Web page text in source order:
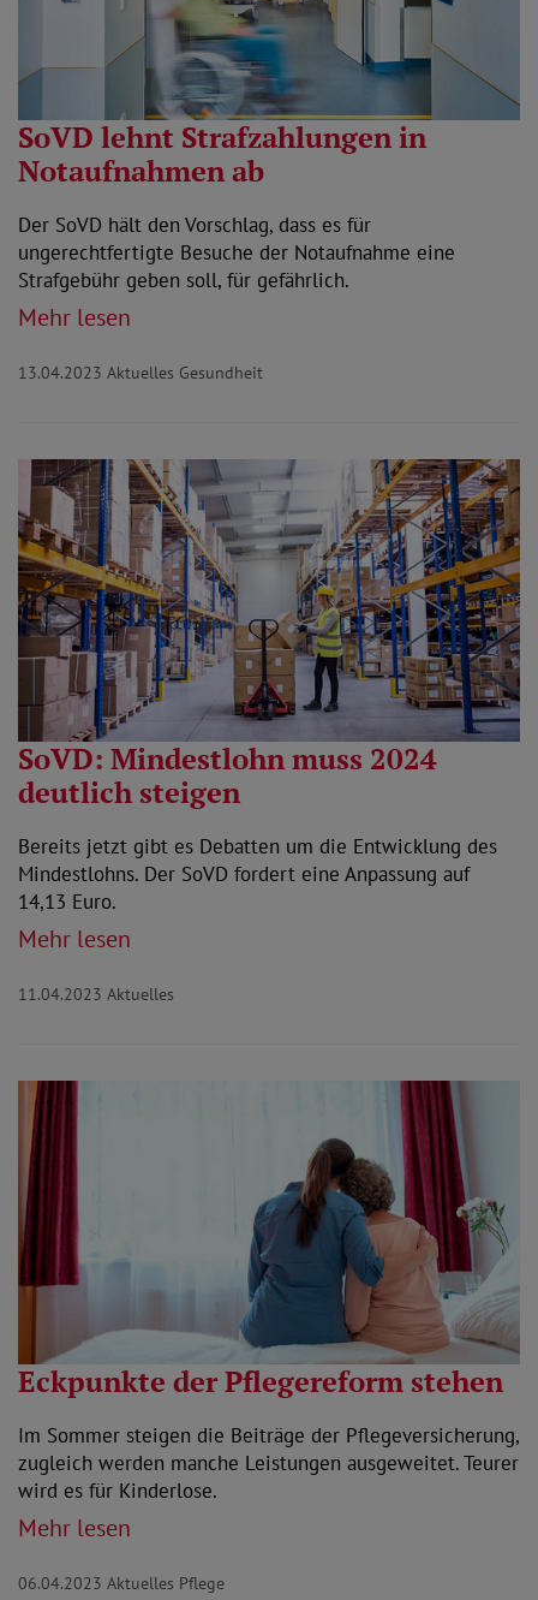
SoVD lehnt Strafzahlungen in
Notaufnahmen ab
Der SoVD hält den Vorschlag, dass es für
ungerechtfertigte Besuche der Notaufnahme eine
Strafgebühr geben soll, für gefährlich.
Mehr lesen
13.04.2023 Aktuelles Gesundheit
SoVD: Mindestlohn muss 2024
deutlich steigen
Bereits jetzt gibt es Debatten um die Entwicklung des
Mindestlohns. Der SoVD fordert eine Anpassung auf
14,13 Euro.
Mehr lesen
11.04.2023 Aktuelles
Eckpunkte der Pflegereform stehen
Im Sommer steigen die Beiträge der Pflegeversicherung,
zugleich werden manche Leistungen ausgeweitet. Teurer
wird es für Kinderlose.
Mehr lesen
06.04.2023 Aktuelles Pflege